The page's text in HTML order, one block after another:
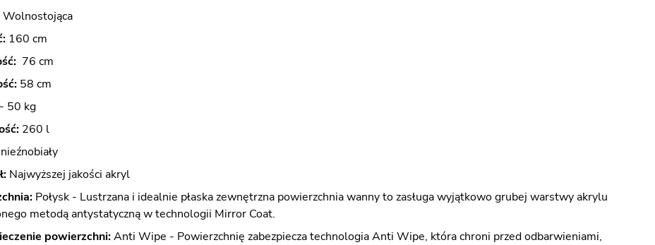
Wolnostojąca
160 cm
76 cm
58 cm
50 kg
260 l
Najwyższej jakości akryl
Połysk - Lustrzana i idealnie płaska zewnętrzna powierzchnia wanny to zasługa wyjątkowo grubej warstwy akrylu
metodą antystatyczną w technologii Mirror Coat.
powierzchni:Anti Wipe - Powierzchnię zabezpiecza technologia Anti Wipe, która chroni przed odbarwieniami,